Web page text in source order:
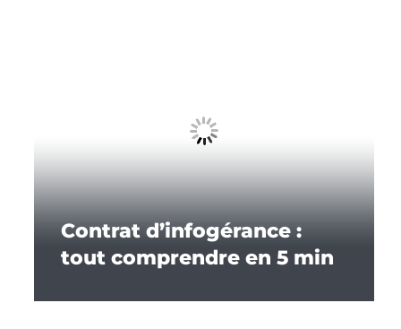
Contrat d’infogérance :
tout comprendre en 5 min